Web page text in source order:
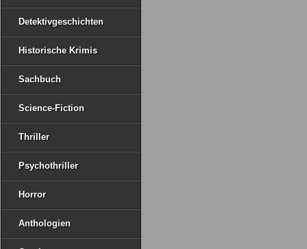
Detektivgeschichten
Historische Krimis
Sachbuch
Science-Fiction
Thriller
Psychothriller
Horror
Anthologien